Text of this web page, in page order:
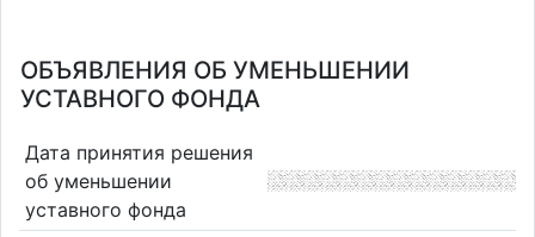
ОБЪЯВЛЕНИЯ ОБ УМЕНЬШЕНИИ
УСТАВНОГО ФОНДА
Дата принятия решения
об уменьшении
уставного фонда